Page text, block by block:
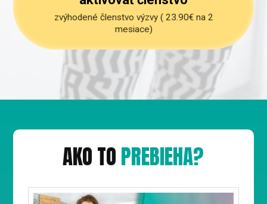
zvýhodené členstvo výzvy ( 23.90€ na 2
mesiace)
AKO TOPREBIEHA?